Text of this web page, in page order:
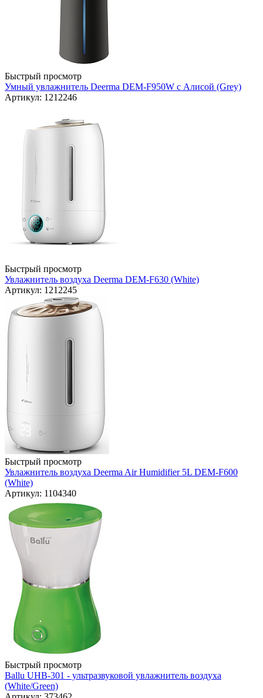
Быстрый просмотр
Умный увлажнитель Deerma DEM-F950W с Алисой (Grey)
Артикул: 1212246
Быстрый просмотр
Увлажнитель воздуха Deerma DEM-F630 (White)
Артикул: 1212245
Быстрый просмотр
Увлажнитель воздуха Deerma Air Humidifier 5L DEM-F600
(White)
Артикул: 1104340
Быстрый просмотр
Ballu UHB-301 - ультразвуковой увлажнитель воздуха
(White/Green)